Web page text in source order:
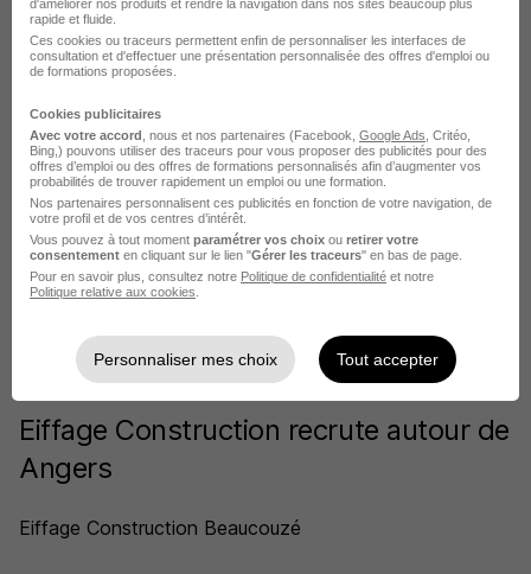
DÉPOSEZ VOTRE CV
Rendez votre CV accessible à l’ensemble des
recruteurs de la CVthèque Hellowork.
Rendre mon CV visible
Eiffage Construction recrute autour de
Angers
Eiffage Construction Beaucouzé
d'améliorer nos produits et rendre la navigation dans nos sites beaucoup plus
rapide et fluide.
Ces cookies ou traceurs permettent enfin de personnaliser les interfaces de
consultation et d'effectuer une présentation personnalisée des offres d'emploi ou
de formations proposées.
Cookies publicitaires
Avec votre accord , nous et nos partenaires (Facebook, Google Ads , Critéo,
Bing,) pouvons utiliser des traceurs pour vous proposer des publicités pour des
offres d’emploi ou des offres de formations personnalisés afin d’augmenter vos
probabilités de trouver rapidement un emploi ou une formation.
Nos partenaires personnalisent ces publicités en fonction de votre navigation, de
votre profil et de vos centres d’intérêt.
Vous pouvez à tout moment paramétrer vos choix ou retirer votre
consentement en cliquant sur le lien "Gérer les traceurs" en bas de page.
Pour en savoir plus, consultez notre Politique de confidentialité et notre
Politique relative aux cookies
Personnaliser mes choix Tout accepter